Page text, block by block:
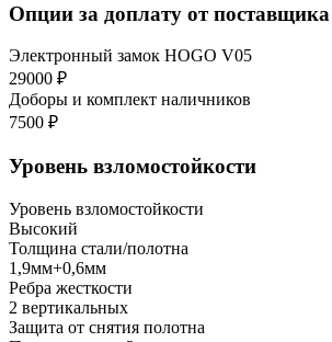
Опции за доплату от поставщика
Электронный замок HOGO V05
29000 ₽
Доборы и комплект наличников
7500 ₽
Уровень взломостойкости
Уровень взломостойкости
Высокий
Толщина стали/полотна
1,9мм+0,6мм
Ребра жесткости
2 вертикальных
Защита от снятия полотна